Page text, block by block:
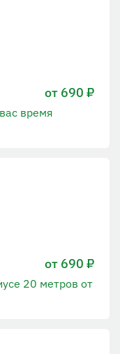
от 690 ₽
время
от 690 ₽
20 метров от